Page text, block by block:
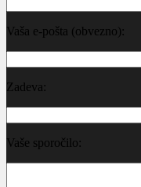
Vaša e-pošta (obvezno):
Zadeva:
Vaše sporočilo: